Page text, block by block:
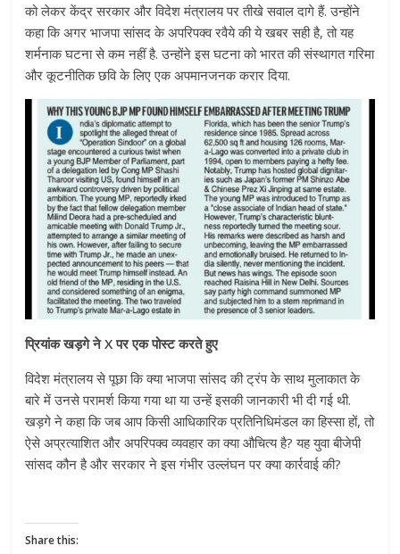
को लेकर केंद्र सरकार और विदेश मंत्रालय पर तीखे सवाल दागे हैं. उन्होंने
कहा कि अगर भाजपा सांसद के अपरिपक्व रवैये की ये खबर सही है, तो यह
शर्मनाक घटना से कम नहीं है. उन्होंने इस घटना को भारत की संस्थागत गरिमा
और कूटनीतिक छवि के लिए एक अपमानजनक करार दिया.
प्रियांक खड़गे ने X पर एक पोस्ट करते हुए
विदेश मंत्रालय से पूछा कि क्या भाजपा सांसद की ट्रंप के साथ मुलाकात के
बारे में उनसे परामर्श किया गया था या उन्हें इसकी जानकारी भी दी गई थी.
खड़गे ने कहा कि जब आप किसी आधिकारिक प्रतिनिधिमंडल का हिस्सा हों, तो
ऐसे अप्रत्याशित और अपरिपक्व व्यवहार का क्या औचित्य है? यह युवा बीजेपी
सांसद कौन है और सरकार ने इस गंभीर उल्लंघन पर क्या कार्रवाई की?
Share this: